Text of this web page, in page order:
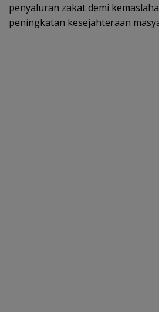
penyaluran zakat demi
peningkatan kesejahteraan